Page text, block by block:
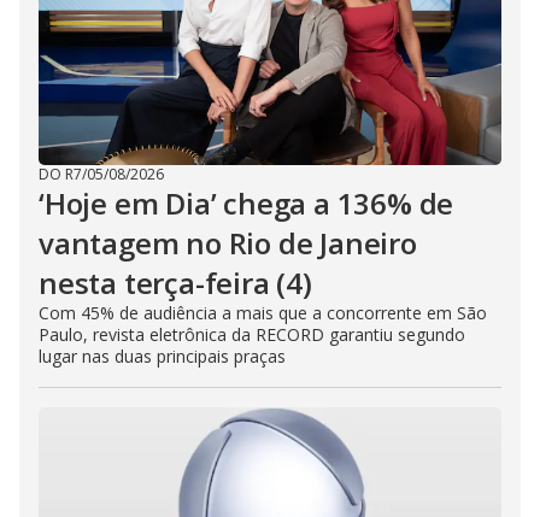
DO R7/05/08/2026
‘Hoje em Dia’ chega a 136% de
vantagem no Rio de Janeiro
nesta terça-feira (4)
Com 45% de audiência a mais que a concorrente em São
Paulo, revista eletrônica da RECORD garantiu segundo
lugar nas duas principais praças